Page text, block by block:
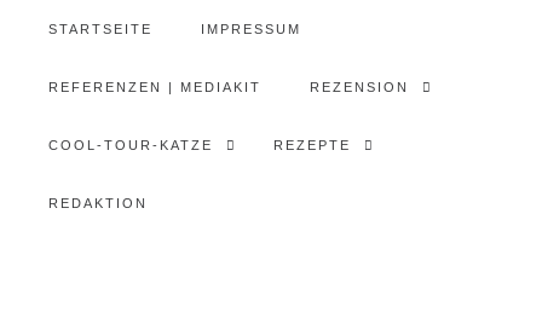
STARTSEITE IMPRESSUM
REFERENZEN | MEDIAKIT REZENSION
COOL-TOUR-KATZE REZEPTE
REDAKTION